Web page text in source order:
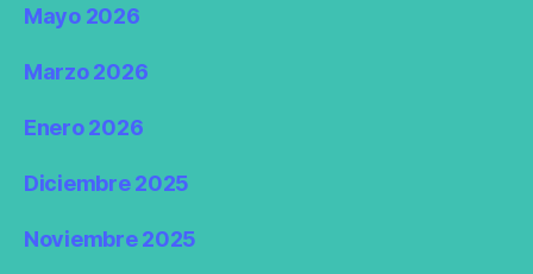
Mayo 2026
Marzo 2026
Enero 2026
Diciembre 2025
Noviembre 2025